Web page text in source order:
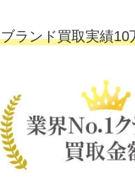
ブランド買取実績10